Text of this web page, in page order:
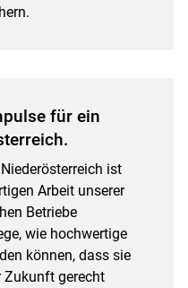
für ein
ist
Arbeit unserer
Betriebe
wie hochwertige
können, dass sie
Zukunft gerecht